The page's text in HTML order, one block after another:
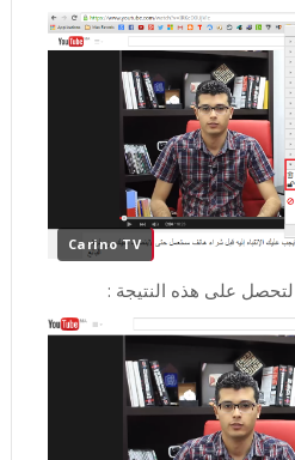
Carino TV
على هذه النتيجة :